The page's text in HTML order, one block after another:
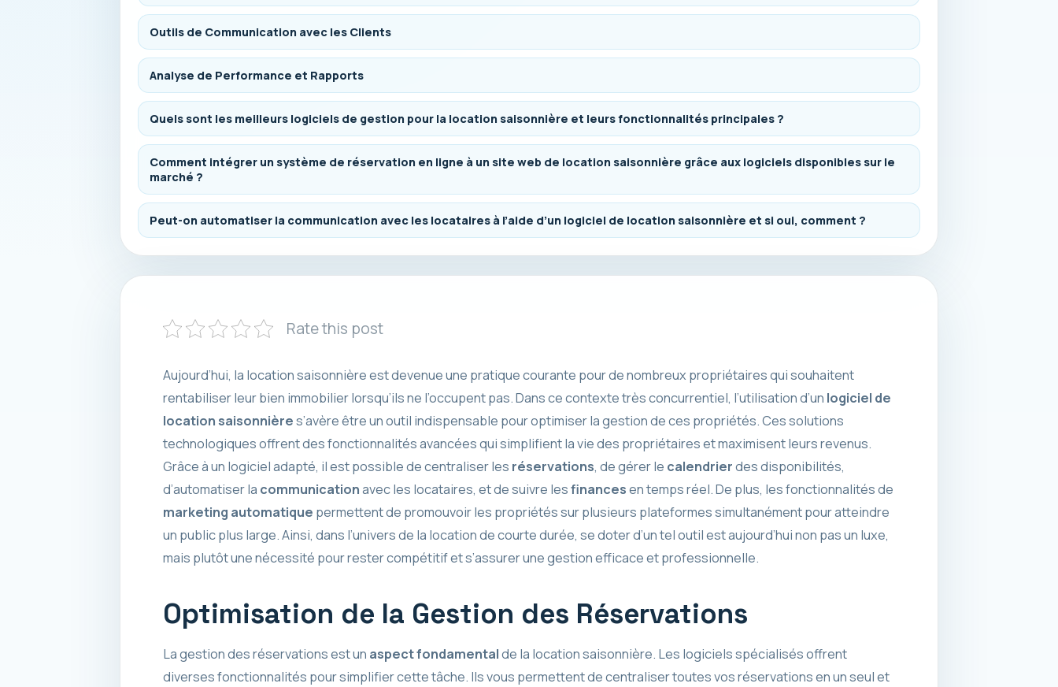
Outils de Communication avec les Clients
Analyse de Performance et Rapports
Quels sont les meilleurs logiciels de gestion pour la location saisonnière et leurs fonctionnalités principales ?
Comment intégrer un système de réservation en ligne à un site web de location saisonnière grâce aux logiciels disponibles sur le
marché ?
Peut-on automatiser la communication avec les locataires à l’aide d’un logiciel de location saisonnière et si oui, comment ?
Rate this post
Aujourd’hui, la location saisonnière est devenue une pratique courante pour de nombreux propriétaires qui souhaitent
rentabiliser leur bien immobilier lorsqu’ils ne l’occupent pas. Dans ce contexte très concurrentiel, l’utilisation d’un logiciel de
location saisonnières’avère être un outil indispensable pour optimiser la gestion de ces propriétés. Ces solutions
technologiques offrent des fonctionnalités avancées qui simplifient la vie des propriétaires et maximisent leurs revenus.
Grâce à un logiciel adapté, il est possible de centraliser les réservations, de gérer le calendrierdes disponibilités,
d’automatiser la communicationavec les locataires, et de suivre lesfinancesen temps réel. De plus, les fonctionnalités de
marketing automatique permettent de promouvoir les propriétés sur plusieurs plateformes simultanément pour atteindre
un public plus large. Ainsi, dans l’univers de la location de courte durée, se doter d’un tel outil est aujourd’hui non pas un luxe,
mais plutôt une nécessité pour rester compétitif et s’assurer une gestion efficace et professionnelle.
Optimisation de la Gestion des Réservations
La gestion des réservations est un aspect fondamentalde la location saisonnière. Les logiciels spécialisés offrent
diverses fonctionnalités pour simplifier cette tâche. Ils vous permettent de centraliser toutes vos réservations en un seul et